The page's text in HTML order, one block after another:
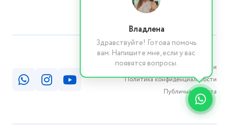
Реквизиты компании
Политика конфиденциальности
Публичная оферта
Владлена
Здравствуйте! Готова помочь
вам. Напишите мне, если у вас
появятся вопросы.